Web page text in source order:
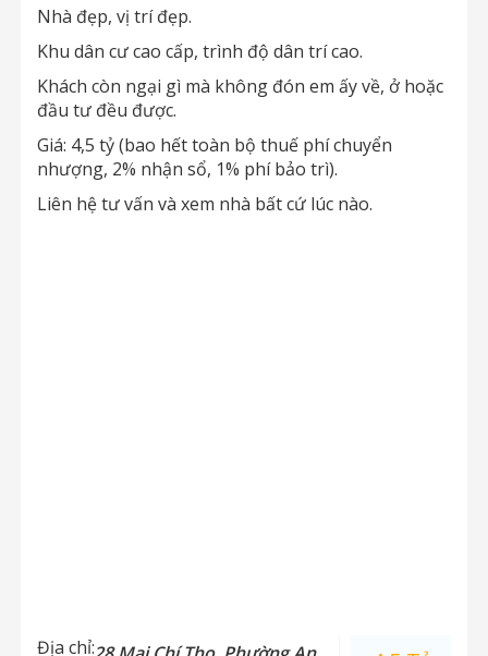
Nhà đẹp, vị trí đẹp.
Khu dân cư cao cấp, trình độ dân trí cao.
Khách còn ngại gì mà không đón em ấy về, ở hoặc
đầu tư đều được.
Giá: 4,5 tỷ (bao hết toàn bộ thuế phí chuyển
nhượng, 2% nhận sổ, 1% phí bảo trì).
Liên hệ tư vấn và xem nhà bất cứ lúc nào.
Địa chỉ: